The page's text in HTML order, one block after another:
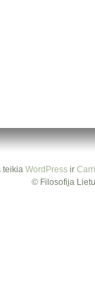
teikia WordPressir
© Filosofija